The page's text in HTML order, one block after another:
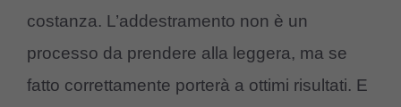
costanza. L’addestramento non è un
processo da prendere alla leggera, ma se
fatto correttamente porterà a ottimi risultati. E